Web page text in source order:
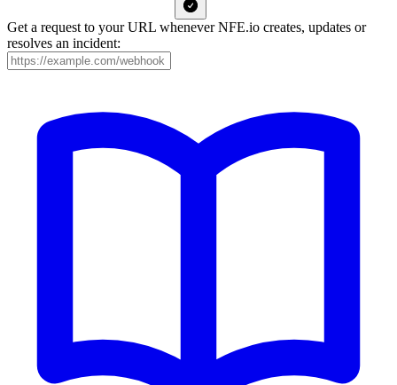
Get a request to your URL whenever NFE.io creates, updates or
resolves an incident: